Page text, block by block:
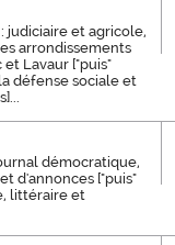
judiciaire et agricole,
arrondissements
et Lavaur ["puis"
défense sociale et
démocratique,
d'annonces ["puis"
littéraire et